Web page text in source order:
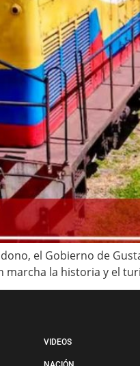
el Gobierno de
la historia y el
VIDEOS